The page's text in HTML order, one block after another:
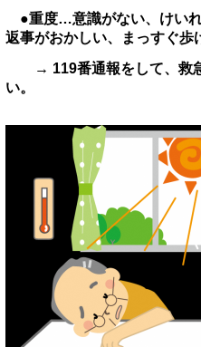
●重度…意識がない、けい
返事がおかしい、まっすぐ歩
→ 119番通報をして、救急
い。